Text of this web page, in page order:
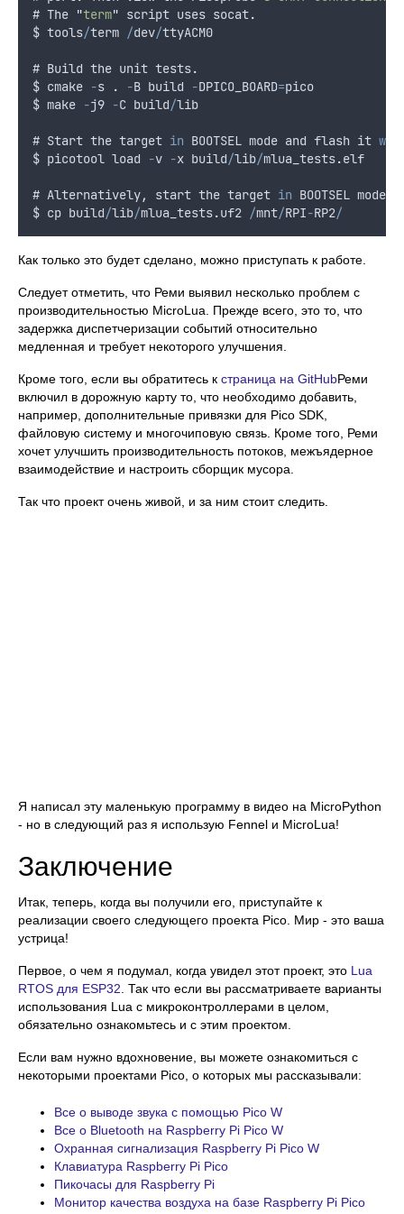
# The "term" script uses socat.
$ tools/term /dev/ttyACM0
# Build the unit tests.
$ cmake -s . -B build -DPICO_BOARD=pico
$ make -j9 -C build/lib
# Start the target in BOOTSEL mode and flash it
$ picotool load -v -x build/lib/mlua_tests.elf
# Alternatively, start the target in BOOTSEL mode
$ cp build/lib/mlua_tests.uf2 /mnt/RPI-RP2/
Как только это будет сделано, можно приступать к работе.
Следует отметить, что Реми выявил несколько проблем с
производительностью MicroLua. Прежде всего, это то, что
задержка диспетчеризации событий относительно
медленная и требует некоторого улучшения.
Кроме того, если вы обратитесь к страница на GitHubРеми
включил в дорожную карту то, что необходимо добавить,
например, дополнительные привязки для Pico SDK,
файловую систему и многочиповую связь. Кроме того, Реми
хочет улучшить производительность потоков, межъядерное
взаимодействие и настроить сборщик мусора.
Так что проект очень живой, и за ним стоит следить.
Я написал эту маленькую программу в видео на MicroPython
- но в следующий раз я использую Fennel и MicroLua!
Заключение
Итак, теперь, когда вы получили его, приступайте к
реализации своего следующего проекта Pico. Мир - это ваша
устрица!
Первое, о чем я подумал, когда увидел этот проект, это Lua
RTOS для ESP32 . Так что если вы рассматриваете варианты
использования Lua с микроконтроллерами в целом,
обязательно ознакомьтесь и с этим проектом.
Если вам нужно вдохновение, вы можете ознакомиться с
некоторыми проектами Pico, о которых мы рассказывали:
Все о выводе звука с помощью Pico W
Все о Bluetooth на Raspberry Pi Pico W
Охранная сигнализация Raspberry Pi Pico W
Клавиатура Raspberry Pi Pico
Пикочасы для Raspberry Pi
Монитор качества воздуха на базе Raspberry Pi Pico